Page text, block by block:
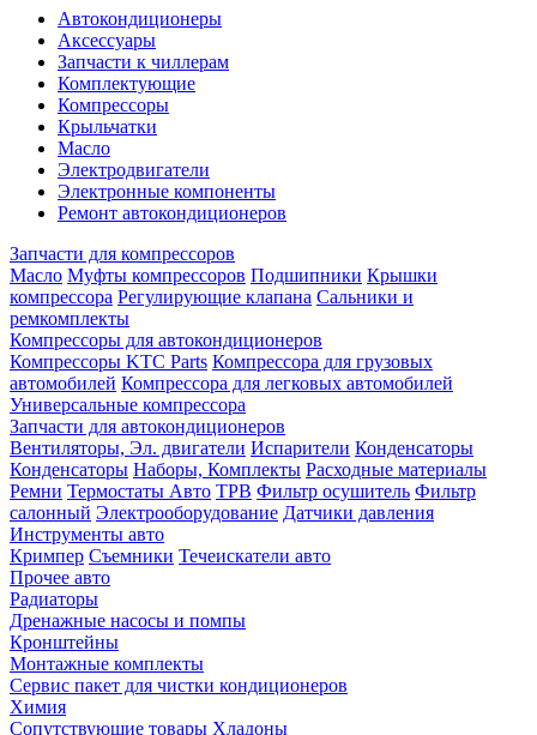
Автокондиционеры
Аксессуары
Запчасти к чиллерам
Комплектующие
Компрессоры
Крыльчатки
Масло
Электродвигатели
Электронные компоненты
Ремонт автокондиционеров
Запчасти для компрессоров
Масло Муфты компрессоров Подшипники Крышки
компрессора Регулирующие клапана Сальники и
ремкомплекты
Компрессоры для автокондиционеров
Компрессоры KTC Parts Компрессора для грузовых
автомобилей Компрессора для легковых автомобилей
Универсальные компрессора
Запчасти для автокондиционеров
Вентиляторы, Эл. двигатели Испарители Конденсаторы
Конденсаторы Наборы, Комплекты Расходные материалы
Ремни Термостаты Авто ТРВ Фильтр осушитель Фильтр
салонный Электрооборудование Датчики давления
Инструменты авто
Кримпер Съемники Течеискатели авто
Прочее авто
Радиаторы
Дренажные насосы и помпы
Кронштейны
Монтажные комплекты
Сервис пакет для чистки кондиционеров
Химия
Сопутствующие товары Хладоны